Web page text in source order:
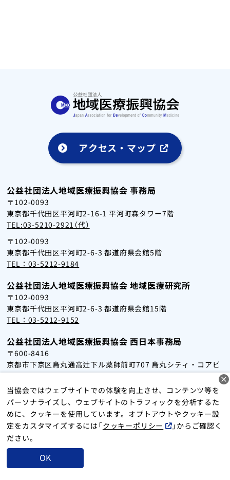
アクセス・マップ
公益社団法人地域医療振興協会 事務局
〒102-0093
東京都千代田区平河町2-16-1 平河町森タワー7階
TEL:03-5210-2921（代）
〒102-0093
東京都千代田区平河町2-6-3 都道府県会館5階
TEL：03-5212-9184
公益社団法人地域医療振興協会 地域医療研究所
〒102-0093
東京都千代田区平河町2-6-3 都道府県会館15階
TEL：03-5212-9152
公益社団法人地域医療振興協会 西日本事務局
〒600-8416
京都市下京区烏丸通高辻下ル薬師前町707 烏丸シティ・コアビ
ル2階
TEL：075-353-5051
サイトマップ 個人情報保護方針
クッキーポリシー
Copyright 2024 Japan Association for Development of Community
当協会ではウェブサイトでの体験を向上させ、コンテンツ等を
パーソナライズし、ウェブサイトのトラフィックを分析するた
めに、クッキーを使用しています。オプトアウトやクッキー設
定をカスタマイズするには「クッキーポリシー
」からご確認く
ださい。
OK